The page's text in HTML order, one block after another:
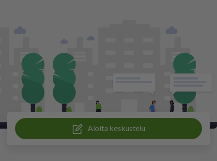
Aloita keskustelu